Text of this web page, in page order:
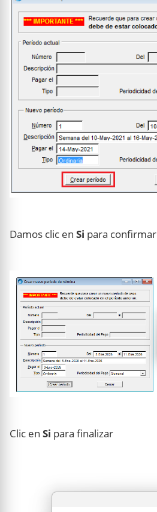
Damos clic en Si para confirmar
Clic en Si para finalizar